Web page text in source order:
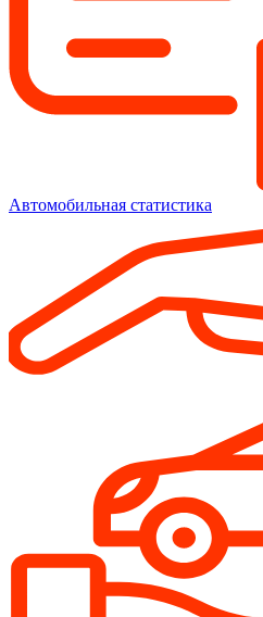
Автомобильная статистика